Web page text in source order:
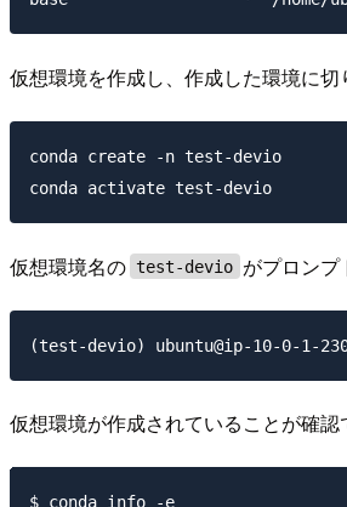
仮想環境を作成し、作成した環境に切
conda create -n test-devio
仮想環境名の test-devio がプロンプ
仮想環境が作成されていることが確認
$ conda info -e